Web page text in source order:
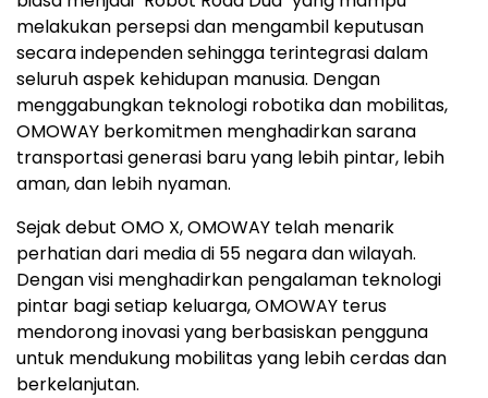
melakukan persepsi dan mengambil keputusan
secara independen sehingga terintegrasi dalam
seluruh aspek kehidupan manusia. Dengan
menggabungkan teknologi robotika dan mobilitas,
OMOWAY berkomitmen menghadirkan sarana
transportasi generasi baru yang lebih pintar, lebih
aman, dan lebih nyaman.
Sejak debut OMO X, OMOWAY telah menarik
perhatian dari media di 55 negara dan wilayah.
Dengan visi menghadirkan pengalaman teknologi
pintar bagi setiap keluarga, OMOWAY terus
mendorong inovasi yang berbasiskan pengguna
untuk mendukung mobilitas yang lebih cerdas dan
berkelanjutan.